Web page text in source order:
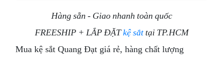
Hàng sẵn - Giao nhanh toàn quốc
FREESHIP + LẮP ĐẶTkệ sắttại TP.HCM
Mua kệ sắt Quang Đạt giá rẻ, hàng chất lượng